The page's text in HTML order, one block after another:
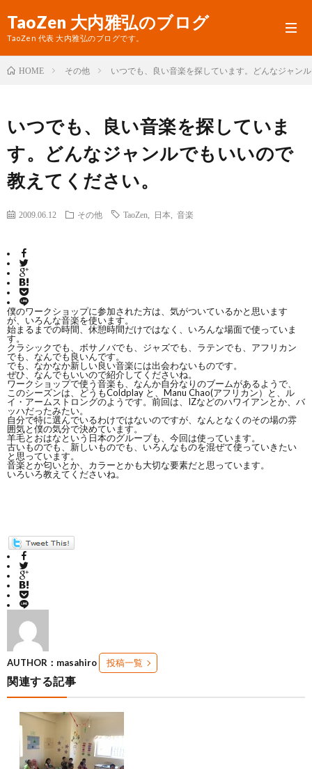
TaoZen 大内雅弘のブログ
TaoZen 代表 大内雅弘のブログです。
フ
サ
HOME その他 いつでも、良い音楽を探しています。どんなジャン
いつでも、良い音楽を探していま
す。どんなジャンルでもいいので
教えてください。
2009.06.12 その他 TaoZen 日本 音楽
僕のワークショップに参加された方は、気がついているかと思います
が、いろんな音楽を使います。
始まるまでの時間、休憩時間だけではなく、いろんな場面で使っていま
す。
クラシックでも、ボサノバでも、ジャズでも、ラテンでも、アフリカン
でも、なんでも良いんです。
でも、なかなか新しい良い音楽には出会わないものです。
ぜひ、なんでもいいので紹介してくださいね。
ワークショップで使う音楽も、なんか自分なりのブームがあるようで、
このシーズンは、どうもColdplay と、Manu Chao(アフリカン）と、ル
イ・アームストロングのようです。前回は、IZなどのハワイアンとか、バ
ッハだったみたい。
自分で特に選んでいるわけではないのですが、なんとなくのその場の雰
囲気と僕の気分で決めています。
羊毛とおはなという日本のグループも、今回は使っています。
古いものでも、新しいものでも、いろんなものを混ぜて使っていきたい
と思っています。
音楽とか匂いとか、カラーとかも大切な要素だと思っています。
いろいろ教えてくださいね。
AUTHOR：masahiro 投稿一覧
関連する記事